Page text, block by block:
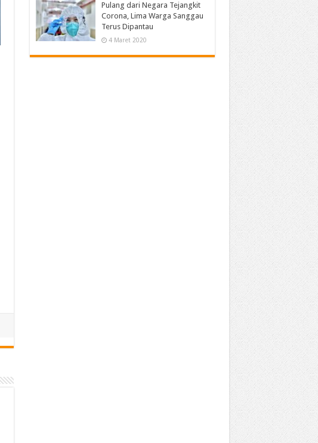
Pulang dari Negara Tejangkit
Corona, Lima Warga Sanggau
Terus Dipantau
4 Maret 2020